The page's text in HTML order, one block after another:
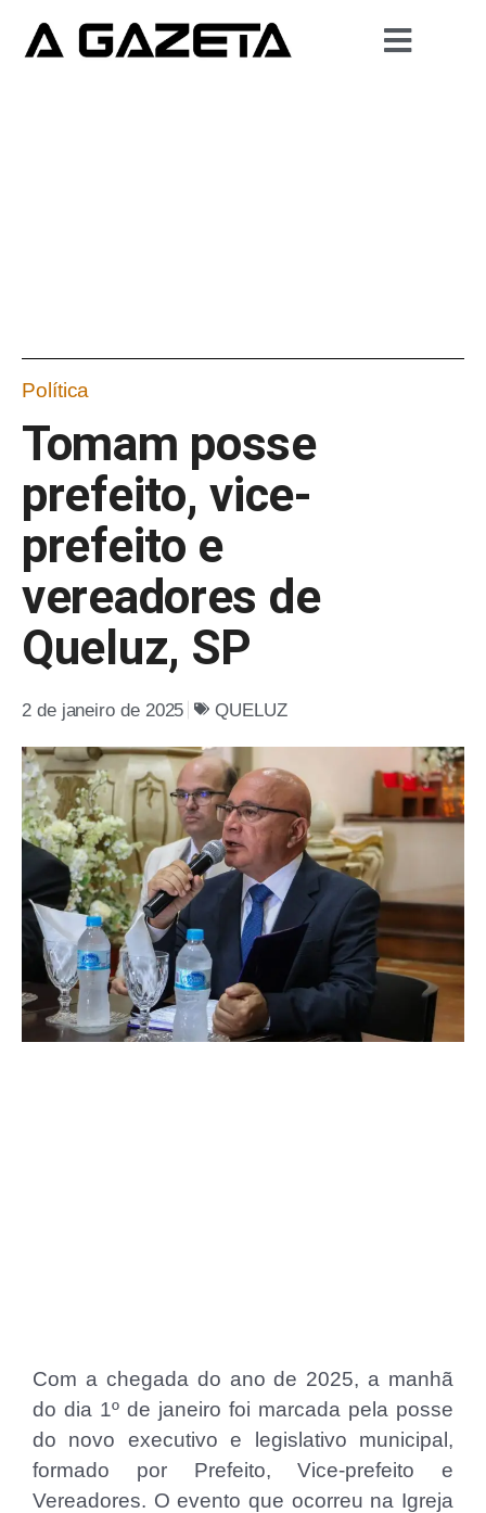
Política
Tomam posse
prefeito, vice-
prefeito e
vereadores de
Queluz, SP
2 de janeiro de 2025 QUELUZ
Com a chegada do ano de 2025, a manhã
do dia 1º de janeiro foi marcada pela posse
do novo executivo e legislativo municipal,
formado por Prefeito, Vice-prefeito e
Vereadores. O evento que ocorreu na Igreja